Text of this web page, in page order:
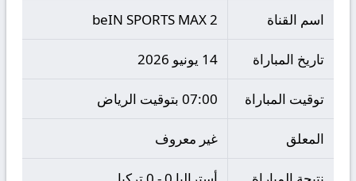
اسم القناة beIN SPORTS MAX 2
تاريخ المباراة 14 يونيو 2026
توقيت المباراة 07:00 بتوقيت الرياض
المعلق غير معروف